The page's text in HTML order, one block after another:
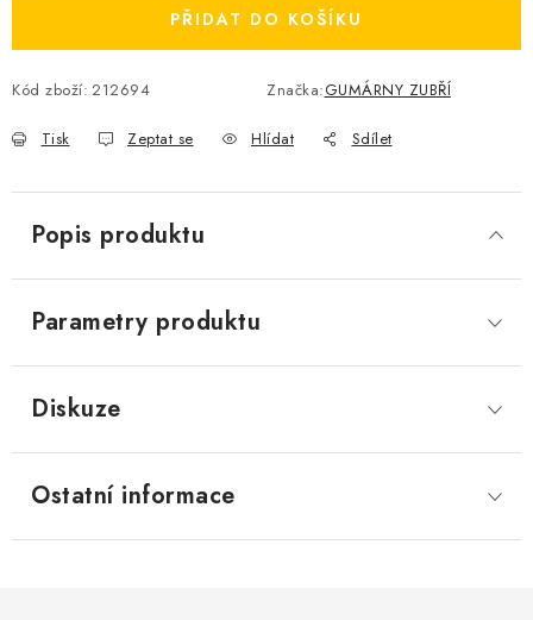
PŘIDAT DO KOŠÍKU
Kód zboží: 212694 Značka:GUMÁRNY ZUBŘÍ
Tisk Zeptat se Hlídat Sdílet
Popis produktu
Parametry produktu
Diskuze
Ostatní informace